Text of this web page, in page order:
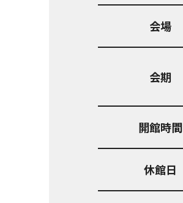
会場
会期
開館時間
休館日